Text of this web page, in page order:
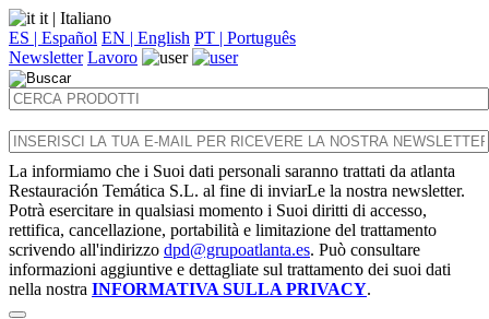
it | Italiano
ES | Español EN | English PT | Português
Newsletter Lavoro
La informiamo che i Suoi dati personali saranno trattati da atlanta
Restauración Temática S.L. al fine di inviarLe la nostra newsletter.
Potrà esercitare in qualsiasi momento i Suoi diritti di accesso,
rettifica, cancellazione, portabilità e limitazione del trattamento
scrivendo all'indirizzo dpd@grupoatlanta.es. Può consultare
informazioni aggiuntive e dettagliate sul trattamento dei suoi dati
nella nostra INFORMATIVA SULLA PRIVACY.